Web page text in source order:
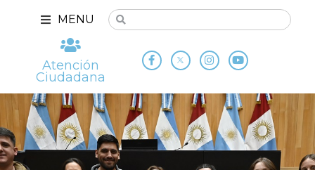
MENU
Atención
Ciudadana